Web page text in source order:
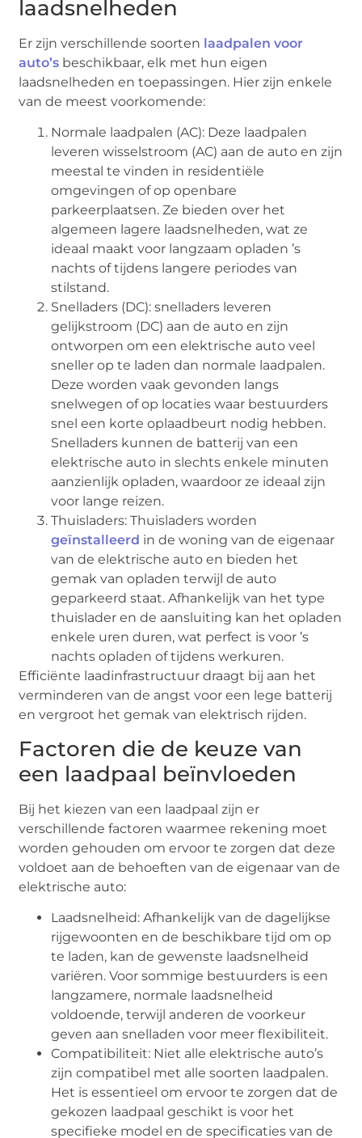
laadsnelheden
Er zijn verschillende soorten laadpalen voor
auto’s beschikbaar, elk met hun eigen
laadsnelheden en toepassingen. Hier zijn enkele
van de meest voorkomende:
Normale laadpalen (AC): Deze laadpalen
leveren wisselstroom (AC) aan de auto en zijn
meestal te vinden in residentiële
omgevingen of op openbare
parkeerplaatsen. Ze bieden over het
algemeen lagere laadsnelheden, wat ze
ideaal maakt voor langzaam opladen ’s
nachts of tijdens langere periodes van
stilstand.
Snelladers (DC): snelladers leveren
gelijkstroom (DC) aan de auto en zijn
ontworpen om een elektrische auto veel
sneller op te laden dan normale laadpalen.
Deze worden vaak gevonden langs
snelwegen of op locaties waar bestuurders
snel een korte oplaadbeurt nodig hebben.
Snelladers kunnen de batterij van een
elektrische auto in slechts enkele minuten
aanzienlijk opladen, waardoor ze ideaal zijn
voor lange reizen.
Thuisladers: Thuisladers worden
geïnstalleerd in de woning van de eigenaar
van de elektrische auto en bieden het
gemak van opladen terwijl de auto
geparkeerd staat. Afhankelijk van het type
thuislader en de aansluiting kan het opladen
enkele uren duren, wat perfect is voor ’s
nachts opladen of tijdens werkuren.
Efficiënte laadinfrastructuur draagt bij aan het
verminderen van de angst voor een lege batterij
en vergroot het gemak van elektrisch rijden.
Factoren die de keuze van
een laadpaal beïnvloeden
Bij het kiezen van een laadpaal zijn er
verschillende factoren waarmee rekening moet
worden gehouden om ervoor te zorgen dat deze
voldoet aan de behoeften van de eigenaar van de
elektrische auto:
Laadsnelheid: Afhankelijk van de dagelijkse
rijgewoonten en de beschikbare tijd om op
te laden, kan de gewenste laadsnelheid
variëren. Voor sommige bestuurders is een
langzamere, normale laadsnelheid
voldoende, terwijl anderen de voorkeur
geven aan snelladen voor meer flexibiliteit.
Compatibiliteit: Niet alle elektrische auto’s
zijn compatibel met alle soorten laadpalen.
Het is essentieel om ervoor te zorgen dat de
gekozen laadpaal geschikt is voor het
specifieke model en de specificaties van de